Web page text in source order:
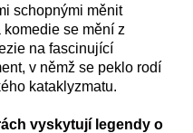
schopnými měnit
se mění z
na fascinující
v němž se peklo rodí
kataklyzmatu.
vyskytují legendy o